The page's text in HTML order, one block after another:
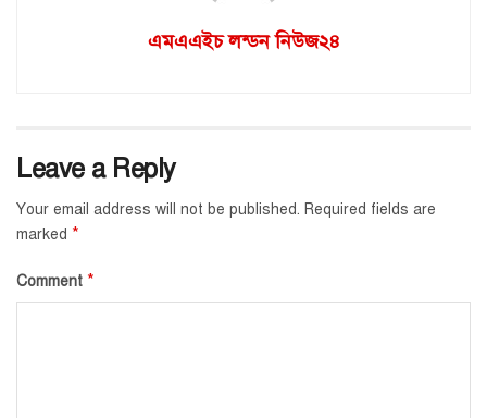
এমএএইচ লন্ডন নিউজ২৪
Leave a Reply
Your email address will not be published. Required fields are
marked *
Comment *